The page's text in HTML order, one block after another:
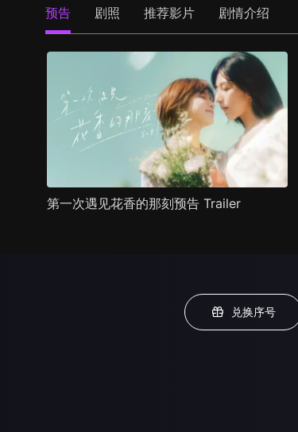
预告 剧照 推荐影片 剧情介绍
第一次遇见花香的那刻预告 Trailer
兑换序号